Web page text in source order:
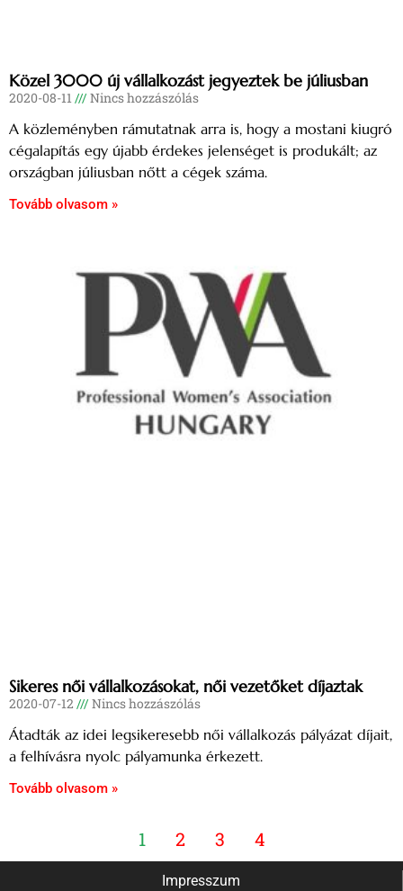
Közel 3000 új vállalkozást jegyeztek be júliusban
2020-08-11 Nincs hozzászólás
A közleményben rámutatnak arra is, hogy a mostani kiugró
cégalapítás egy újabb érdekes jelenséget is produkált; az
országban júliusban nőtt a cégek száma.
Tovább olvasom »
Sikeres női vállalkozásokat, női vezetőket díjaztak
2020-07-12 Nincs hozzászólás
Átadták az idei legsikeresebb női vállalkozás pályázat díjait,
a felhívásra nyolc pályamunka érkezett.
Tovább olvasom »
1 2 3 4
Impresszum